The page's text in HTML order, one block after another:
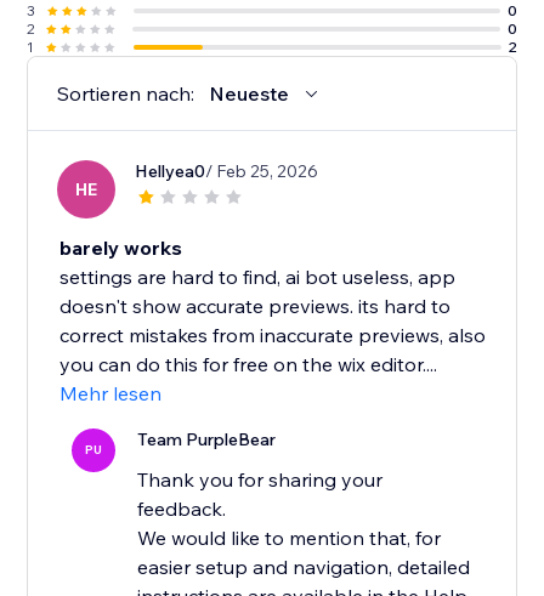
3
0
2
0
1
2
Sortieren nach: Neueste
HE
Hellyea0/ Feb 25, 2026
barely works
settings are hard to find, ai bot useless, app
doesn't show accurate previews. its hard to
correct mistakes from inaccurate previews, also
you can do this for free on the wix editor....
Mehr lesen
PU Team PurpleBear
Thank you for sharing your
feedback.
We would like to mention that, for
easier setup and navigation, detailed